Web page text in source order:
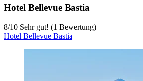
Hotel Bellevue Bastia
8/10 Sehr gut! (1 Bewertung)
Hotel Bellevue Bastia